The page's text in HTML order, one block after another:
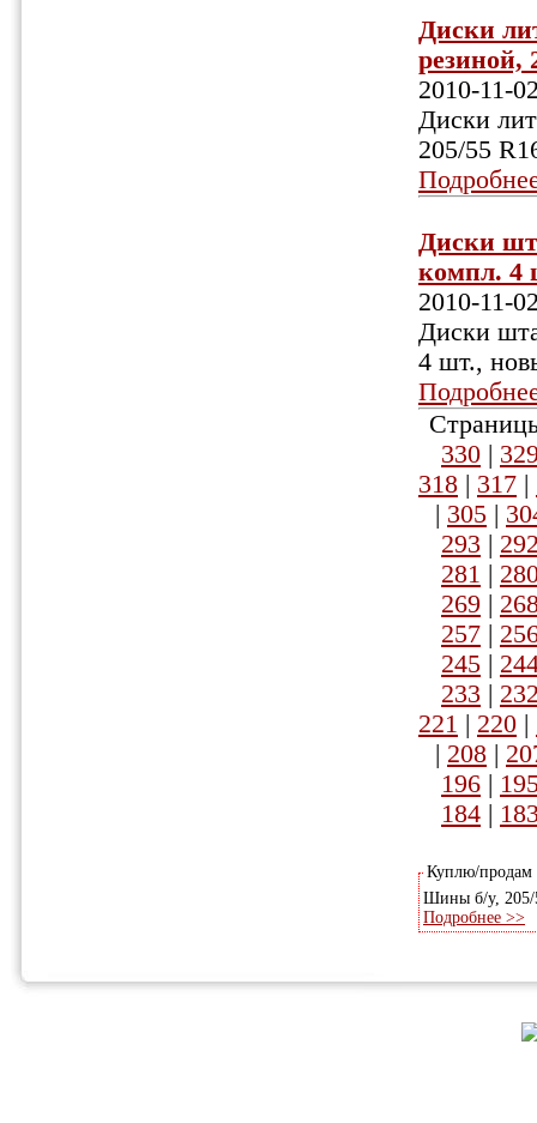
Диски
резиной,
2010-11-
Диски
205/55
Диски
компл. 4
2010-11-
Диски
4 шт.,
330 |
318 | 317 |
| 305 |
293 |
281 |
269 |
257 |
245 |
233 |
221 | 220 |
| 208 |
196 |
184 |
Куплю/
Шины б/у, 205/
Подробнее >>